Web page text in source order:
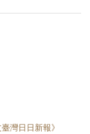
灣日日新報》